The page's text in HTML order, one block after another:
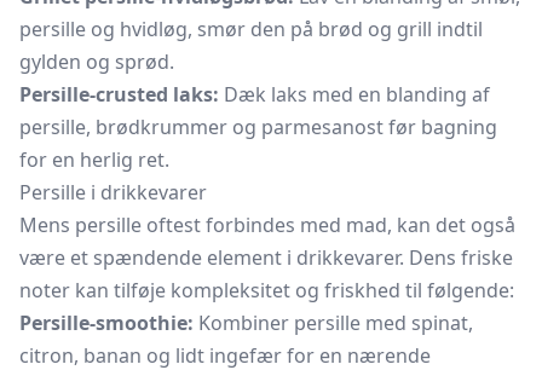
persille og hvidløg, smør den på brød og grill indtil
gylden og sprød.
Persille-crusted laks: Dæk laks med en blanding af
persille, brødkrummer og parmesanost før bagning
for en herlig ret.
Persille i drikkevarer
Mens persille oftest forbindes med mad, kan det også
være et spændende element i drikkevarer. Dens friske
noter kan tilføje kompleksitet og friskhed til følgende:
Persille-smoothie: Kombiner persille med spinat,
citron, banan og lidt ingefær for en nærende